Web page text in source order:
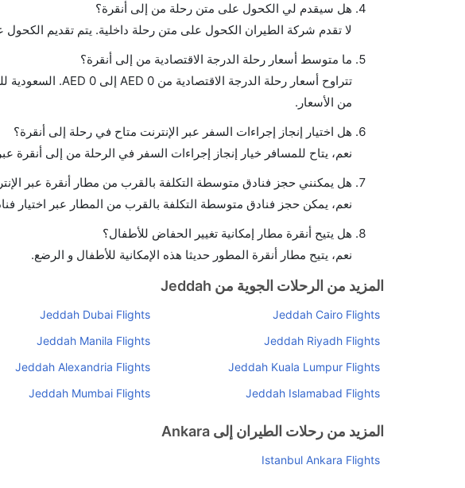
هل سيقدم لي الكحول على متن رحلة من إلى أنقرة؟
لا تقدم شركة الطيران الكحول على متن رحلة داخلية. يتم تقديم
ما متوسط أسعار رحلة الدرجة الاقتصادية من إلى أنقرة؟
من الأسعار.
هل اختيار إنجاز إجراءات السفر عبر الإنترنت متاح في رحلة إلى أنقرة؟
نعم، يتاح للمسافر خيار إنجاز إجراءات السفر في الرحلة من إلى أنقرة
هل يمكنني حجز فنادق متوسطة التكلفة بالقرب من مطار أنقرة عبر
نعم، يمكن حجز فنادق متوسطة التكلفة بالقرب من المطار عبر اختيار
هل يتيح أنقرة مطار إمكانية تغيير الحفاض للأطفال؟
نعم، يتيح مطار أنقرة المطور حديثا هذه الإمكانية للأطفال و الرضع.
المزيد من الرحلات الجوية من Jeddah
Jeddah Cairo Flights
Jeddah Dubai Flights
Jeddah Riyadh Flights
Jeddah Manila Flights
Jeddah Kuala Lumpur Flights
Jeddah Alexandria Flights
Jeddah Islamabad Flights
Jeddah Mumbai Flights
المزيد من رحلات الطيران إلى Ankara
Istanbul Ankara Flights